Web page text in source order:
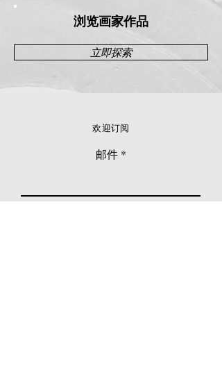
浏览画家作品
立即探索
欢迎订阅
邮件